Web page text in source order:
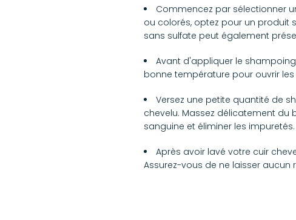
Commencez par sélectionner
ou colorés, optez pour un produit
sans sulfate peut également
Avant d'appliquer le
bonne température pour ouvrir
Versez une petite quantité de
chevelu. Massez délicatement
sanguine et éliminer les impuretés.
Après avoir lavé votre cuir
Assurez-vous de ne laisser